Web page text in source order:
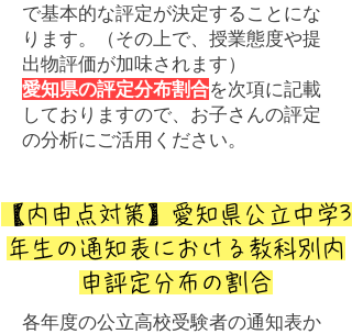
で基本的な評定が決定することにな
ります。
（その上で、授業態度や提
出物評価が加味されます）
愛知県の評定分布割合を次項に記載
しておりますので、 お子さんの評定​
の分析にご活用ください。
​【内申点対策】愛知県公立中学3
年生の通知表における教科別内
申評定分布の割合
各年度の公立高校受験者の通知表か